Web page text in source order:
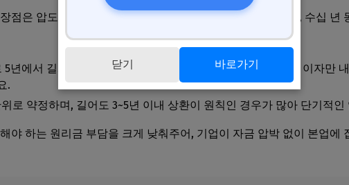
점은 압도적으로 긴 상환 기간입니다. 공장이나 설비는 수년, 수십 년
년에서 길게는 10년~15년까지 장기 상환 조건이 가능합니다. 이자만
.
로 약정하며, 길어도 3~5년 이내 상환이 원칙인 경우가 많아 단기적
야 하는 원리금 부담을 크게 낮춰주어, 기업이 자금 압박 없이 본업에
닫기 바로가기